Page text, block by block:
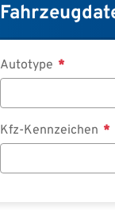
Autotype
Kfz-Kennzeichen